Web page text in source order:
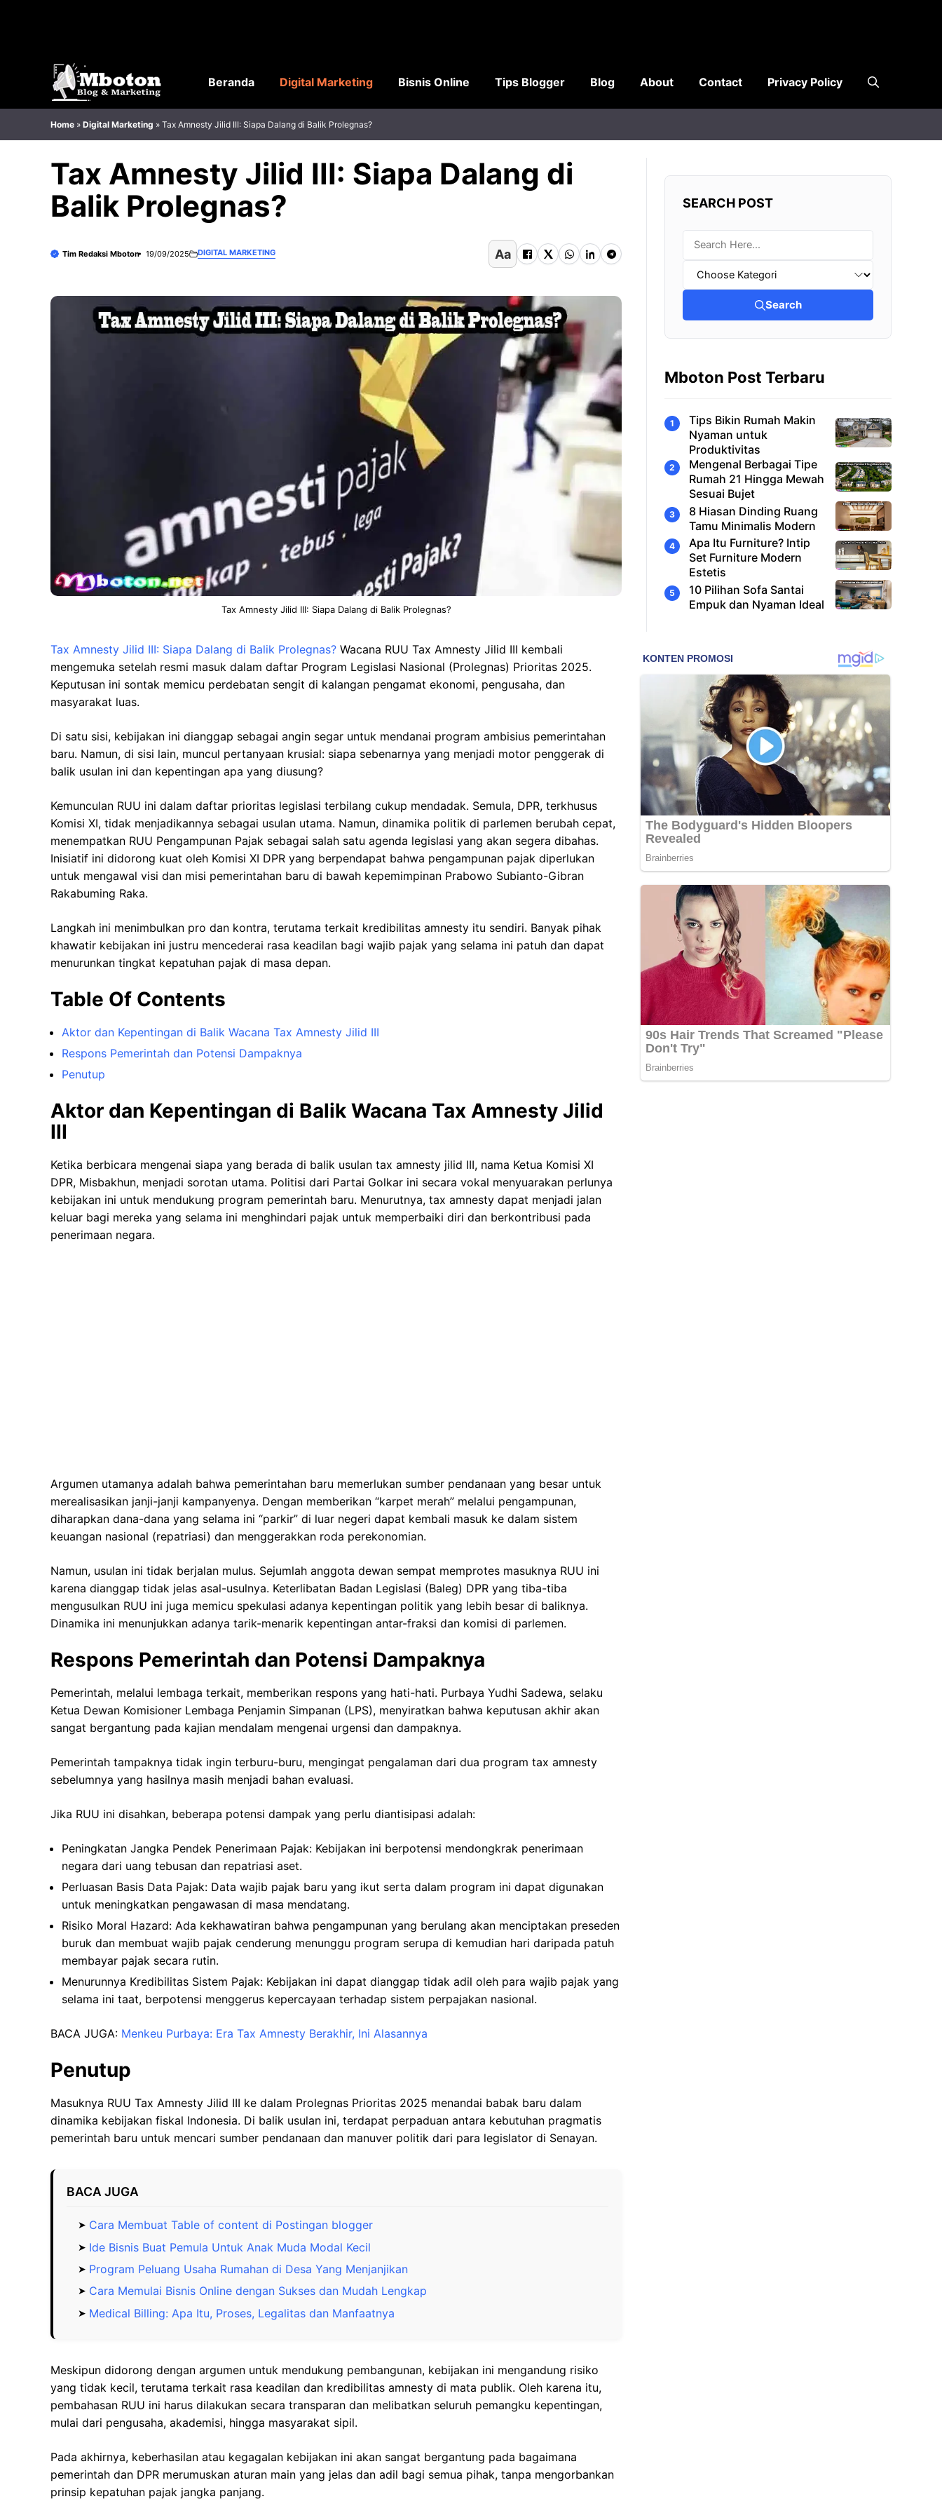
Beranda Digital Marketing Bisnis Online Tips Blogger Blog About Contact Privacy Policy
Home » Digital Marketing » Tax Amnesty Jilid III: Siapa Dalang di Balik Prolegnas?
Tax Amnesty Jilid III: Siapa Dalang di
Balik Prolegnas?
Tim Redaksi Mboton 19/09/2025 DIGITAL MARKETING Aa
Tax Amnesty Jilid III: Siapa Dalang di Balik Prolegnas?
Tax Amnesty Jilid III: Siapa Dalang di Balik Prolegnas? Wacana RUU Tax Amnesty Jilid III kembali
mengemuka setelah resmi masuk dalam daftar Program Legislasi Nasional (Prolegnas) Prioritas 2025.
Keputusan ini sontak memicu perdebatan sengit di kalangan pengamat ekonomi, pengusaha, dan
masyarakat luas.
Di satu sisi, kebijakan ini dianggap sebagai angin segar untuk mendanai program ambisius pemerintahan
baru. Namun, di sisi lain, muncul pertanyaan krusial: siapa sebenarnya yang menjadi motor penggerak di
balik usulan ini dan kepentingan apa yang diusung?
Kemunculan RUU ini dalam daftar prioritas legislasi terbilang cukup mendadak. Semula, DPR, terkhusus
Komisi XI, tidak menjadikannya sebagai usulan utama. Namun, dinamika politik di parlemen berubah cepat,
menempatkan RUU Pengampunan Pajak sebagai salah satu agenda legislasi yang akan segera dibahas.
Inisiatif ini didorong kuat oleh Komisi XI DPR yang berpendapat bahwa pengampunan pajak diperlukan
untuk mengawal visi dan misi pemerintahan baru di bawah kepemimpinan Prabowo Subianto-Gibran
Rakabuming Raka.
Langkah ini menimbulkan pro dan kontra, terutama terkait kredibilitas amnesty itu sendiri. Banyak pihak
khawatir kebijakan ini justru mencederai rasa keadilan bagi wajib pajak yang selama ini patuh dan dapat
menurunkan tingkat kepatuhan pajak di masa depan.
Table Of Contents
Aktor dan Kepentingan di Balik Wacana Tax Amnesty Jilid III
Respons Pemerintah dan Potensi Dampaknya
Penutup
Aktor dan Kepentingan di Balik Wacana Tax Amnesty Jilid
III
Ketika berbicara mengenai siapa yang berada di balik usulan tax amnesty jilid III, nama Ketua Komisi XI
DPR, Misbakhun, menjadi sorotan utama. Politisi dari Partai Golkar ini secara vokal menyuarakan perlunya
kebijakan ini untuk mendukung program pemerintah baru. Menurutnya, tax amnesty dapat menjadi jalan
keluar bagi mereka yang selama ini menghindari pajak untuk memperbaiki diri dan berkontribusi pada
penerimaan negara.
Argumen utamanya adalah bahwa pemerintahan baru memerlukan sumber pendanaan yang besar untuk
merealisasikan janji-janji kampanyenya. Dengan memberikan “karpet merah” melalui pengampunan,
diharapkan dana-dana yang selama ini “parkir” di luar negeri dapat kembali masuk ke dalam sistem
keuangan nasional (repatriasi) dan menggerakkan roda perekonomian.
Namun, usulan ini tidak berjalan mulus. Sejumlah anggota dewan sempat memprotes masuknya RUU ini
karena dianggap tidak jelas asal-usulnya. Keterlibatan Badan Legislasi (Baleg) DPR yang tiba-tiba
mengusulkan RUU ini juga memicu spekulasi adanya kepentingan politik yang lebih besar di baliknya.
Dinamika ini menunjukkan adanya tarik-menarik kepentingan antar-fraksi dan komisi di parlemen.
Respons Pemerintah dan Potensi Dampaknya
Pemerintah, melalui lembaga terkait, memberikan respons yang hati-hati. Purbaya Yudhi Sadewa, selaku
Ketua Dewan Komisioner Lembaga Penjamin Simpanan (LPS), menyiratkan bahwa keputusan akhir akan
sangat bergantung pada kajian mendalam mengenai urgensi dan dampaknya.
Pemerintah tampaknya tidak ingin terburu-buru, mengingat pengalaman dari dua program tax amnesty
sebelumnya yang hasilnya masih menjadi bahan evaluasi.
Jika RUU ini disahkan, beberapa potensi dampak yang perlu diantisipasi adalah:
Peningkatan Jangka Pendek Penerimaan Pajak: Kebijakan ini berpotensi mendongkrak penerimaan
negara dari uang tebusan dan repatriasi aset.
Perluasan Basis Data Pajak: Data wajib pajak baru yang ikut serta dalam program ini dapat digunakan
untuk meningkatkan pengawasan di masa mendatang.
Risiko Moral Hazard: Ada kekhawatiran bahwa pengampunan yang berulang akan menciptakan preseden
buruk dan membuat wajib pajak cenderung menunggu program serupa di kemudian hari daripada patuh
membayar pajak secara rutin.
Menurunnya Kredibilitas Sistem Pajak: Kebijakan ini dapat dianggap tidak adil oleh para wajib pajak yang
selama ini taat, berpotensi menggerus kepercayaan terhadap sistem perpajakan nasional.
BACA JUGA: Menkeu Purbaya: Era Tax Amnesty Berakhir, Ini Alasannya
Penutup
Masuknya RUU Tax Amnesty Jilid III ke dalam Prolegnas Prioritas 2025 menandai babak baru dalam
dinamika kebijakan fiskal Indonesia. Di balik usulan ini, terdapat perpaduan antara kebutuhan pragmatis
pemerintah baru untuk mencari sumber pendanaan dan manuver politik dari para legislator di Senayan.
BACA JUGA
Cara Membuat Table of content di Postingan blogger
Ide Bisnis Buat Pemula Untuk Anak Muda Modal Kecil
Program Peluang Usaha Rumahan di Desa Yang Menjanjikan
Cara Memulai Bisnis Online dengan Sukses dan Mudah Lengkap
Medical Billing: Apa Itu, Proses, Legalitas dan Manfaatnya
Meskipun didorong dengan argumen untuk mendukung pembangunan, kebijakan ini mengandung risiko
yang tidak kecil, terutama terkait rasa keadilan dan kredibilitas amnesty di mata publik. Oleh karena itu,
pembahasan RUU ini harus dilakukan secara transparan dan melibatkan seluruh pemangku kepentingan,
mulai dari pengusaha, akademisi, hingga masyarakat sipil.
Pada akhirnya, keberhasilan atau kegagalan kebijakan ini akan sangat bergantung pada bagaimana
pemerintah dan DPR merumuskan aturan main yang jelas dan adil bagi semua pihak, tanpa mengorbankan
prinsip kepatuhan pajak jangka panjang.
SEARCH POST
Search
Mboton Post Terbaru
Tips Bikin Rumah Makin
Nyaman untuk
Produktivitas
Mengenal Berbagai Tipe
Rumah 21 Hingga Mewah
Sesuai Bujet
8 Hiasan Dinding Ruang
Tamu Minimalis Modern
Apa Itu Furniture? Intip
Set Furniture Modern
Estetis
10 Pilihan Sofa Santai
Empuk dan Nyaman Ideal